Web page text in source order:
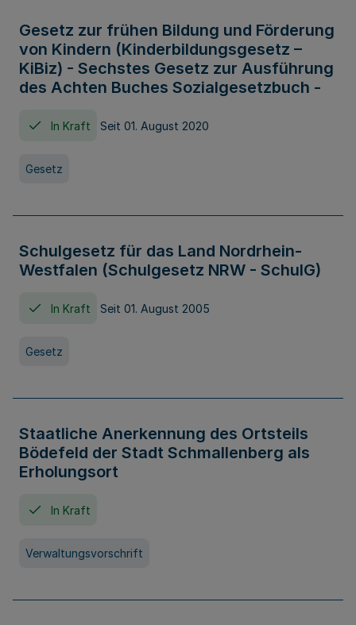
Gesetz zur frühen Bildung und Förderung
von Kindern (Kinderbildungsgesetz –
KiBiz) - Sechstes Gesetz zur Ausführung
des Achten Buches Sozialgesetzbuch -
In Kraft Seit 01. August 2020
Gesetz
Schulgesetz für das Land Nordrhein-
Westfalen (Schulgesetz NRW - SchulG)
In Kraft Seit 01. August 2005
Gesetz
Staatliche Anerkennung des Ortsteils
Bödefeld der Stadt Schmallenberg als
Erholungsort
In Kraft
Verwaltungsvorschrift